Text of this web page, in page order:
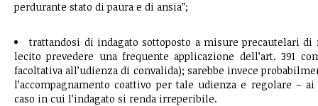
perdurante stato di paura e di ansia”;
trattandosi di indagato sottoposto a misure precautelari di
lecito prevedere una frequente applicazione dell’art. 391
facoltativa all’udienza di convalida); sarebbe invece
l’accompagnamento coattivo per tale udienza e regolare –
caso in cui l’indagato si renda irreperibile.